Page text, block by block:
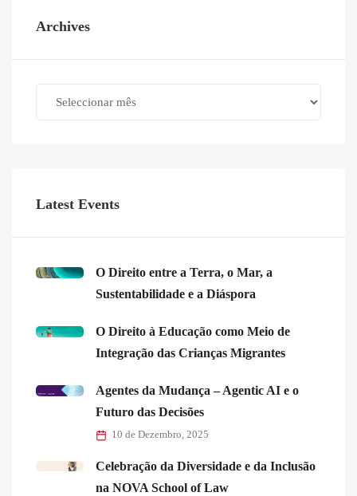
Archives
Latest Events
O Direito entre a Terra, o Mar, a
Sustentabilidade e a Diáspora
O Direito à Educação como Meio de
Integração das Crianças Migrantes
Agentes da Mudança – Agentic AI e o
Futuro das Decisões
10 de Dezembro, 2025
Celebração da Diversidade e da Inclusão
na NOVA School of Law